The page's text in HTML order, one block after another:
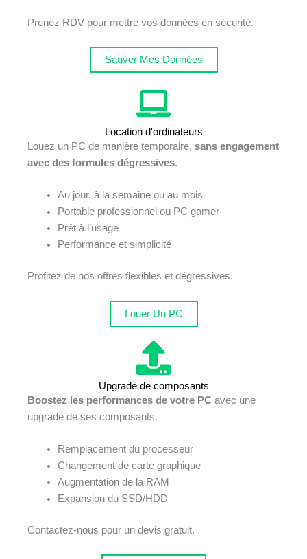
Prenez RDV pour mettre vos données en sécurité.
Sauver Mes Données
Location d'ordinateurs
Louez un PC de manière temporaire, sans engagement
avec des formules dégressives.
Au jour, à la semaine ou au mois
Portable professionnel ou PC gamer
Prêt à l’usage
Performance et simplicité
Profitez de nos offres flexibles et dégressives.
Louer Un PC
Upgrade de composants
Boostez les performances de votre PC avec une
upgrade de ses composants.
Remplacement du processeur
Changement de carte graphique
Augmentation de la RAM
Expansion du SSD/HDD
Contactez-nous pour un devis gratuit.